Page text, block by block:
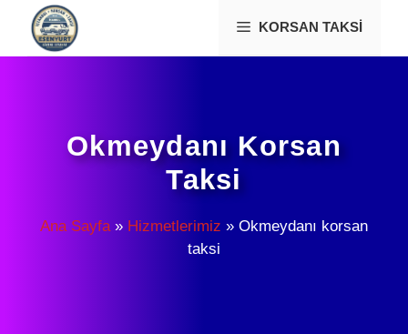
İçeriğe
KORSAN TAKSI
Okmeydanı Korsan
Taksi
Ana Sayfa» Hizmetlerimiz » Okmeydanı korsan
taksi